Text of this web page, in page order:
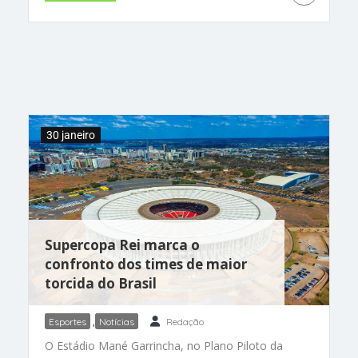
atletas, no seguintes esportes: bobsled, cross-
slalom gigante. Ele disputará as provas entre 14
e 16 de fevereiro e
Supercopa Rei marca o
confronto dos times de maior
torcida do Brasil
30 janeiro
Esportes , Notícias Redação
O Estádio Mané Garrincha, no Plano Piloto da